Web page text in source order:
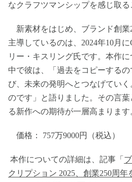
なクラフツマンシップを感じ取る
新素材をはじめ、ブランド創業
主導しているのは、2024年10月
リー・キスリング氏です。本作
中で彼は、「過去をコピーする
び、未来の発明へとつなげてい
のです」と語りました。その言
る新作への期待が一層高まります
価格： 757万9000円（税込）
本作についての詳細は、記事「
クリプション 2025、創業250周